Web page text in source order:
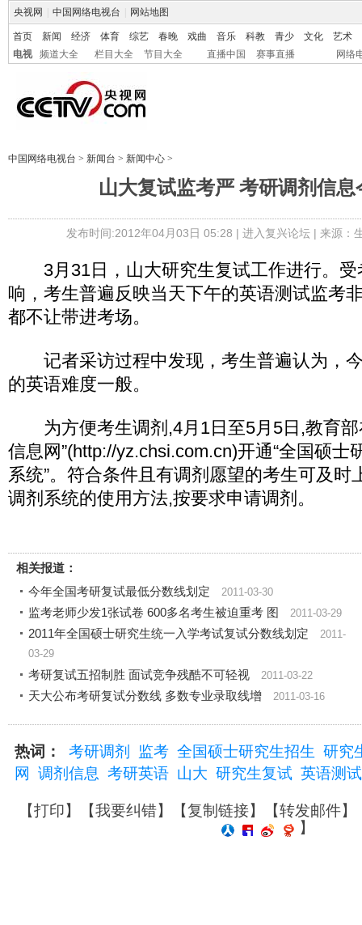
央视网 中国网络电视台 网站地图
首页 新闻 经济 体育 综艺 春晚 戏曲 音乐 科教 青少 文化
艺术
电视
频道大全 栏目大全 节目大全 直播中国 赛事直播 网络
中国网络电视台 > 新闻台 > 新闻中心 >
山大复试监考严 考研调剂信息
发布时间:2012年04月03日 05:28 | 进入复兴论坛| 来源：
3月31日，山大研究生复试工作进行。受
响，考生普遍反映当天下午的英语测试监考
都不让带进考场。
记者采访过程中发现，考生普遍认为，
的英语难度一般。
为方便考生调剂,4月1日至5月5日,教育部
信息网”(http://yz.chsi.com.cn)开通“全国硕士
系统”。符合条件且有调剂愿望的考生可及时
调剂系统的使用方法,按要求申请调剂。
相关报道：
今年全国考研复试最低分数线划定
2011-03-30
监考老师少发1张试卷 600多名考生被迫重考 图 2011-03-29
2011年全国硕士研究生统一入学考试复试分数线划定 2011-
03-29
考研复试五招制胜 面试竞争残酷不可轻视
2011-03-22
天大公布考研复试分数线 多数专业录取线增 2011-03-16
热词： 考研调剂 监考 全国硕士研究生招生 研究
网
调剂信息 考研英语 山大 研究生复试 英语测试
【打印】【我要纠错】【复制链接】【转发邮件】
】